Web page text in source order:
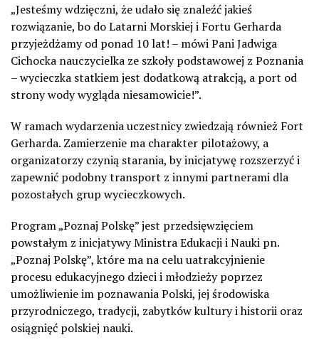
„Jesteśmy wdzięczni, że udało się znaleźć jakieś
rozwiązanie, bo do Latarni Morskiej i Fortu Gerharda
przyjeżdżamy od ponad 10 lat! – mówi Pani Jadwiga
Cichocka nauczycielka ze szkoły podstawowej z Poznania
– wycieczka statkiem jest dodatkową atrakcją, a port od
strony wody wygląda niesamowicie!”.
W ramach wydarzenia uczestnicy zwiedzają również Fort
Gerharda. Zamierzenie ma charakter pilotażowy, a
organizatorzy czynią starania, by inicjatywę rozszerzyć i
zapewnić podobny transport z innymi partnerami dla
pozostałych grup wycieczkowych.
Program „Poznaj Polskę” jest przedsięwzięciem
powstałym z inicjatywyMinistra Edukacji i Nauki pn.
„Poznaj Polskę”, które ma na celu uatrakcyjnienie
procesu edukacyjnego dzieci i młodzieży poprzez
umożliwienie im poznawania Polski, jej środowiska
przyrodniczego, tradycji, zabytków kultury i historii oraz
osiągnięć polskiej nauki.